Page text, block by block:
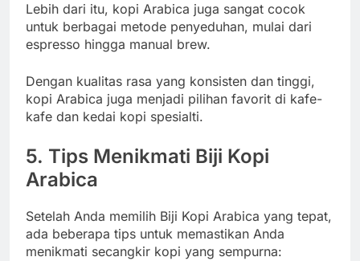
Lebih dari itu, kopi Arabica juga sangat cocok
untuk berbagai metode penyeduhan, mulai dari
espresso hingga manual brew.
Dengan kualitas rasa yang konsisten dan tinggi,
kopi Arabica juga menjadi pilihan favorit di kafe-
kafe dan kedai kopi spesialti.
5. Tips Menikmati Biji Kopi
Arabica
Setelah Anda memilih Biji Kopi Arabica yang tepat,
ada beberapa tips untuk memastikan Anda
menikmati secangkir kopi yang sempurna: